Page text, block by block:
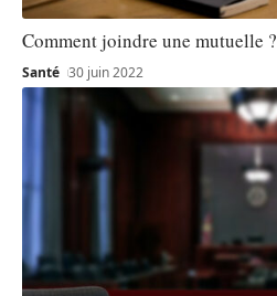
Comment joindre une mutuelle ?
Santé 30 juin 2022